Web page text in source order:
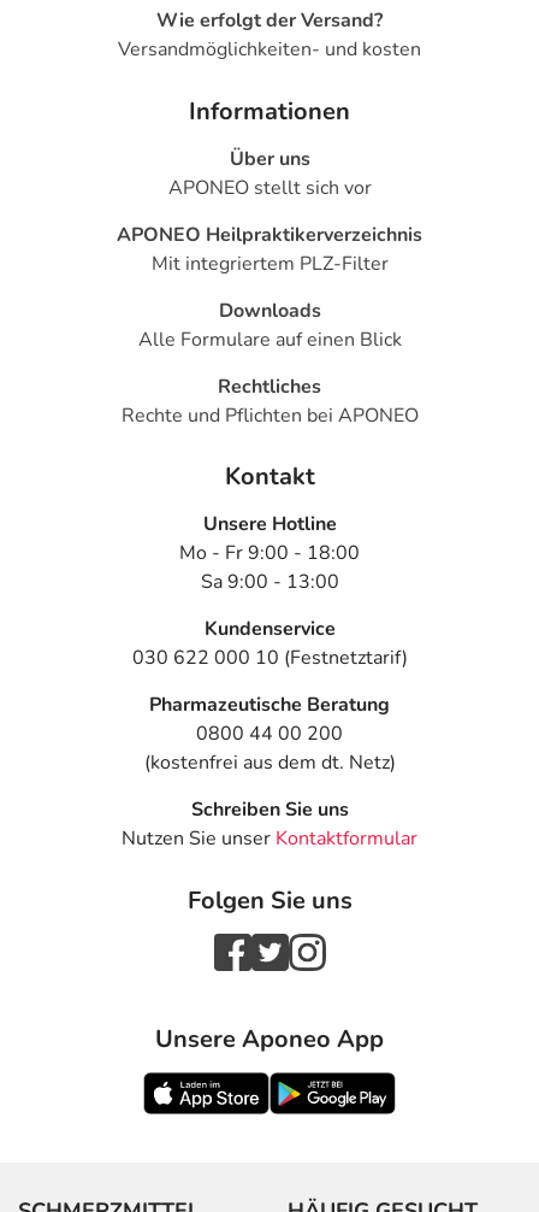
Wie erfolgt der Versand?
Versandmöglichkeiten- und kosten
Informationen
Über uns
APONEO stellt sich vor
APONEO Heilpraktikerverzeichnis
Mit integriertem PLZ-Filter
Downloads
Alle Formulare auf einen Blick
Rechtliches
Rechte und Pflichten bei APONEO
Kontakt
Unsere Hotline
Mo - Fr 9:00 - 18:00
Sa 9:00 - 13:00
Kundenservice
030 622 000 10 (Festnetztarif)
Pharmazeutische Beratung
0800 44 00 200
(kostenfrei aus dem dt. Netz)
Schreiben Sie uns
Nutzen Sie unser Kontaktformular
Folgen Sie uns
Unsere Aponeo App